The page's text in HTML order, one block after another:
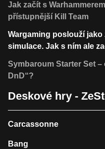
Jak začít s
přístupnější Kill Team
Wargaming poslouží
simulace. Jak s ním ale
Symbaroum Starter Set
DnD“?
Deskové hry -
Carcassonne
Bang